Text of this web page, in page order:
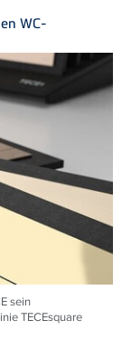
WC-
sein
TECEsquare